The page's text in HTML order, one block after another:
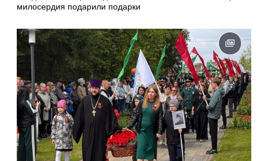
милосердия подарили подарки